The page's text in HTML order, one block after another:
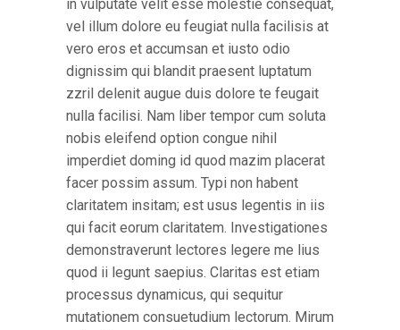
in vulputate velit esse molestie consequat,
vel illum dolore eu feugiat nulla facilisis at
vero eros et accumsan et iusto odio
dignissim qui blandit praesent luptatum
zzril delenit augue duis dolore te feugait
nulla facilisi. Nam liber tempor cum soluta
nobis eleifend option congue nihil
imperdiet doming id quod mazim placerat
facer possim assum. Typi non habent
claritatem insitam; est usus legentis in iis
qui facit eorum claritatem. Investigationes
demonstraverunt lectores legere me lius
quod ii legunt saepius. Claritas est etiam
processus dynamicus, qui sequitur
mutationem consuetudium lectorum. Mirum